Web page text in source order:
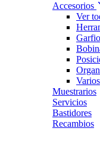
Accesorios
Ver
Varios
Muestrarios
Servicios
Bastidores
Recambios